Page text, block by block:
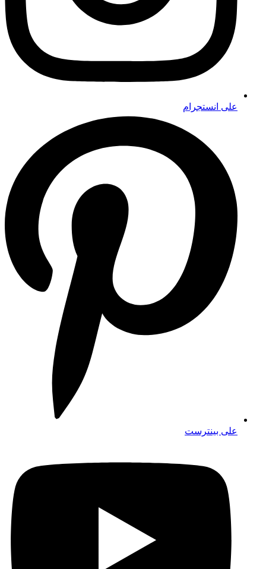
على انستجرام
على بينترست